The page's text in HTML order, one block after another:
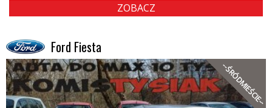
ZOBACZ
Ford Fiesta
--ŚRÓDMIEŚCIE--